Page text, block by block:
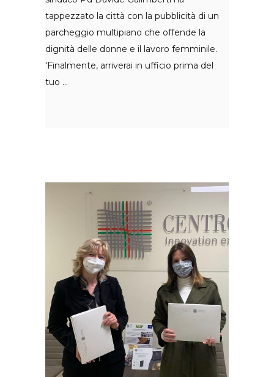
tappezzato la città con la pubblicità di un
parcheggio multipiano che offende la
dignità delle donne e il lavoro femminile.
'Finalmente, arriverai in ufficio prima del
tuo